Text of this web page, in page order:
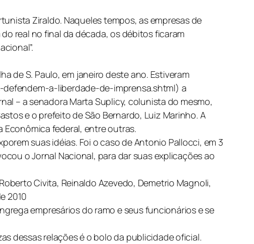
Ziraldo. Naqueles tempos, as empresas de
real no final da década, os débitos ficaram
de S. Paulo, em janeiro deste ano. Estiveram
a-liberdade-de-imprensa.shtml) a
– a senadora Marta Suplicy, colunista do mesmo,
e o prefeito de São Bernardo, Luiz Marinho. A
Econômica federal, entre outras.
suas idéias. Foi o caso de Antonio Pallocci, em 3
o Jornal Nacional, para dar suas explicações ao
Civita, Reinaldo Azevedo, Demetrio Magnoli,
2010
empresários do ramo e seus funcionários e se
dessas relações é o bolo da publicidade oficial.